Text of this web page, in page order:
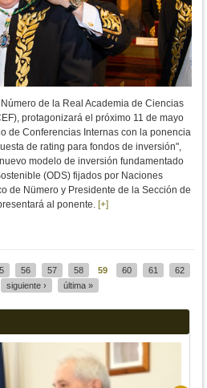
de la Real Academia de Ciencias
protagonizará el próximo 11 de mayo
de Conferencias Internas con la ponencia
de rating para fondos de inversión",
modelo de inversión fundamentado
(ODS) fijados por Naciones
de Nümero y Presidente de la Sección de
al ponente. [+]
56 57 58 59 60 61
62
siguiente › última »